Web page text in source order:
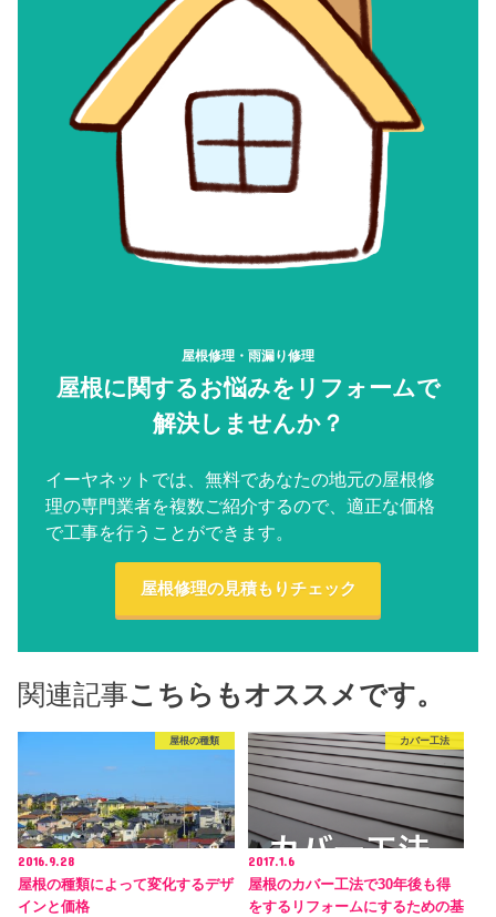
屋根修理・雨漏り修理
屋根に関するお悩みをリフォームで
解決しませんか？
イーヤネットでは、無料であなたの地元の屋根修
理の専門業者を複数ご紹介するので、適正な価格
で工事を行うことができます。
屋根修理の見積もりチェック
関連記事こちらもオススメです。
屋根の種類
2016.9.28
屋根の種類によって変化するデザ
インと価格
カバー工法
2017.1.6
屋根のカバー工法で30年後も得
をするリフォームにするための基